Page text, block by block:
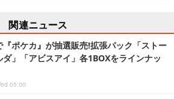
関連ニュース
『ポケカ』が抽選販売!拡張パック「ストー
ダ」「アビスアイ」各1BOXをラインナッ
05:00